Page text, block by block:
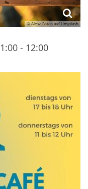
© Alexa Fotos auf Unsplash
- 12:00